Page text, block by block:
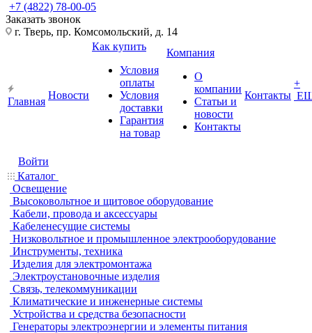
+7 (4822) 78-00-05
Заказать звонок
г. Тверь, пр. Комсомольский, д. 14
Главная
Новости
Как купить
Условия
оплаты
Условия
доставки
Гарантия
на товар
Компания
О
компании
Статьи и
новости
Контакты
Контакты
+
Войти
Каталог
Освещение
Высоковольтное и щитовое оборудование
Кабели, провода и аксессуары
Кабеленесущие системы
Низковольтное и промышленное электрооборудование
Инструменты, техника
Изделия для электромонтажа
Электроустановочные изделия
Связь, телекоммуникации
Климатические и инженерные системы
Устройства и средства безопасности
Генераторы электроэнергии и элементы питания